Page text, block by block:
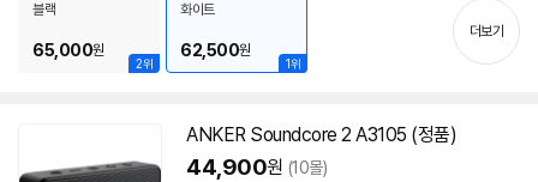
기
2위
블랙
65,000원
1위
화이트
62,500원
더보기
ANKER Soundcore 2 A3105 (정품)
44,900원 (10몰)